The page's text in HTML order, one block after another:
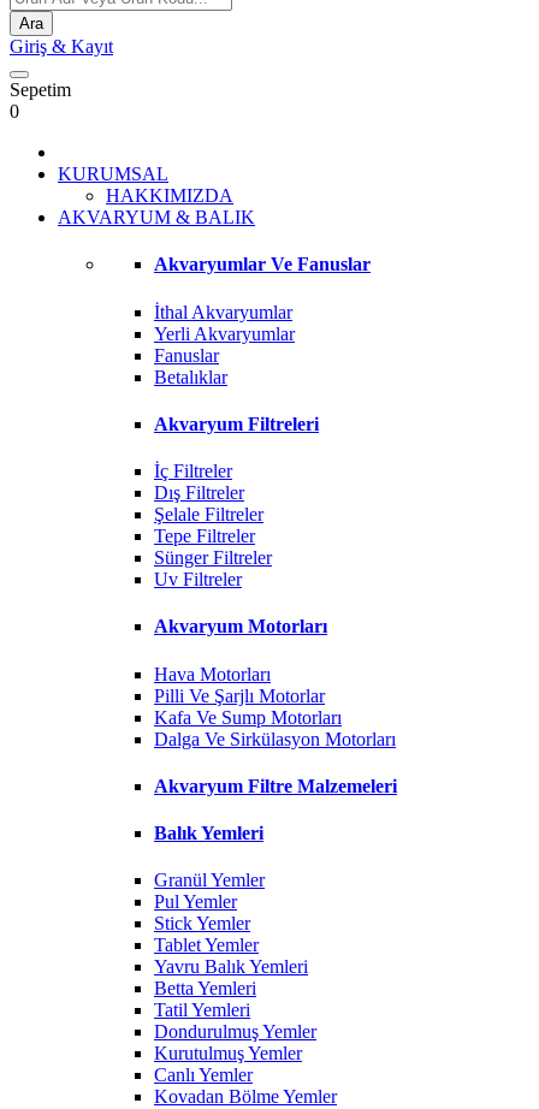
Ara
Giriş & Kayıt
Sepetim
0
KURUMSAL
HAKKIMIZDA
AKVARYUM & BALIK
Akvaryumlar Ve Fanuslar
İthal Akvaryumlar
Yerli Akvaryumlar
Fanuslar
Betalıklar
Akvaryum Filtreleri
İç Filtreler
Dış Filtreler
Şelale Filtreler
Tepe Filtreler
Sünger Filtreler
Uv Filtreler
Akvaryum Motorları
Hava Motorları
Pilli Ve Şarjlı Motorlar
Kafa Ve Sump Motorları
Dalga Ve Sirkülasyon Motorları
Akvaryum Filtre Malzemeleri
Balık Yemleri
Granül Yemler
Pul Yemler
Stick Yemler
Tablet Yemler
Yavru Balık Yemleri
Betta Yemleri
Tatil Yemleri
Dondurulmuş Yemler
Kurutulmuş Yemler
Canlı Yemler
Kovadan Bölme Yemler